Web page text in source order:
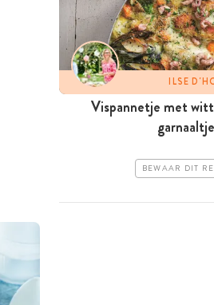
ILSE
Vispannetje met
BEWAAR DIT